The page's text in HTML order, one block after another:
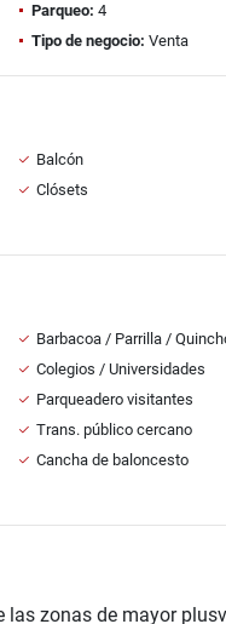
Parqueo: 4
Tipo de negocio: Venta
Balcón
Clósets
Barbacoa / Parrilla /
Colegios / Universidades
Parqueadero visitantes
Trans. público cercano
Cancha de baloncesto
zonas de mayor